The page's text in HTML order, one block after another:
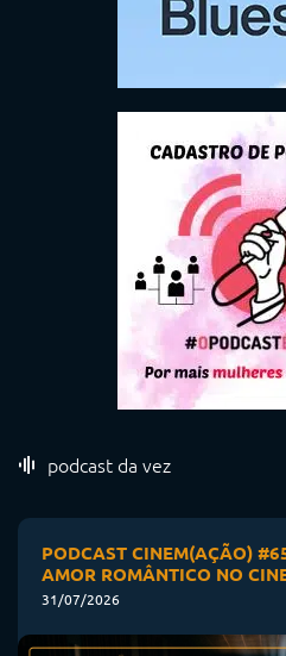
podcast da vez
PODCAST CINEM(AÇÃO)
AMOR ROMÂNTICO NO
31/07/2026